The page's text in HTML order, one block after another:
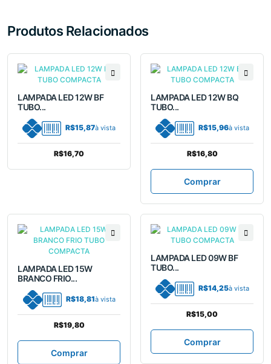
Produtos Relacionados
LAMPADA LED 12W BF
TUBO...
R$15,87à vista
R$16,70
LAMPADA LED 12W BQ
TUBO...
R$15,96à vista
R$16,80
Comprar
LAMPADA LED 15W
BRANCO FRIO...
R$18,81à vista
R$19,80
Comprar
LAMPADA LED 09W BF
TUBO...
R$14,25à vista
R$15,00
Comprar